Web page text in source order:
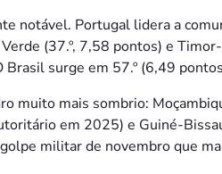
notável. Portugal lidera a
(37.º, 7,58 pontos) e
surge em 57.º (6,49
muito mais sombrio:
em 2025) e Guiné-
militar de novembro que